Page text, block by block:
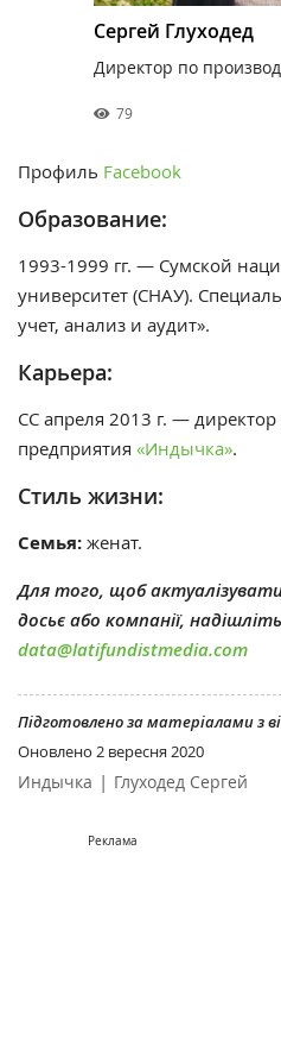
Сергей Глуходед
Директор по
79
Профиль Facebook
Образование:
1993-1999 гг. — Сумской
университет (СНАУ).
учет, анализ и аудит».
Карьера:
CС апреля 2013 г. —
предприятия «Индычка».
Стиль жизни:
Семья: женат.
Для того, щоб актуалізувати
досьє або компанії,
data@latifundistmedia.com
Підготовлено за матеріалами з
Оновлено 2 вересня 2020
Индычка | Глуходед Сергей
Реклама